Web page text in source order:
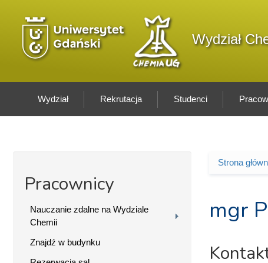
Wydział
Wydział Rekrutacja Studenci
Pracownicy
Nauczanie zdalne na Wydziale
Chemii
Znajdź w budynku
Strona
mgr